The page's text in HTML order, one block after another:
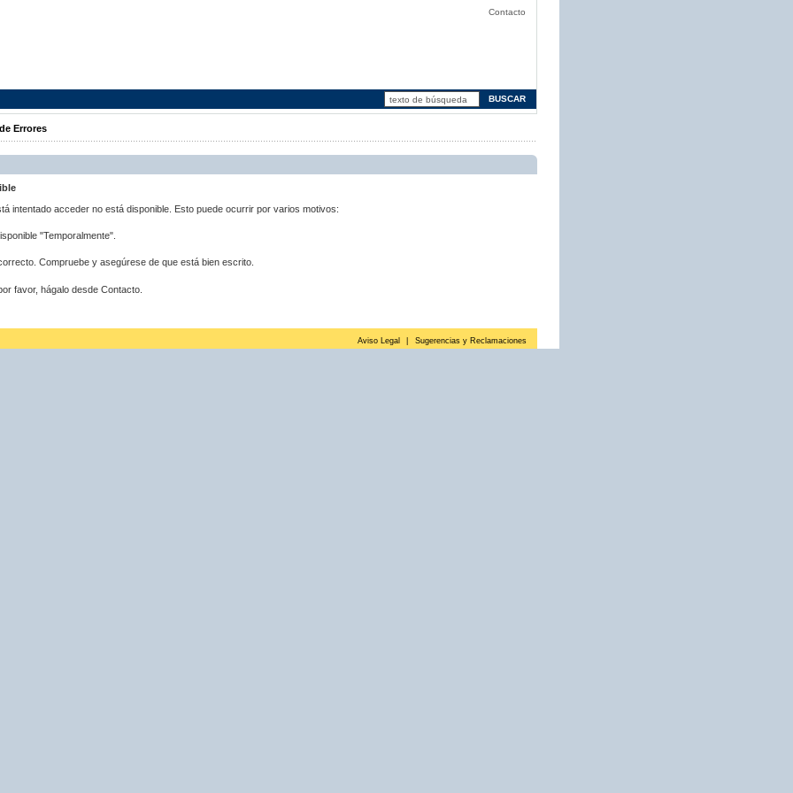
Contacto
Errores
intentado acceder no está disponible. Esto puede ocurrir por varios motivos:
"Temporalmente".
Compruebe y asegúrese de que está bien escrito.
favor, hágalo desde Contacto.
Aviso Legal Sugerencias y Reclamaciones